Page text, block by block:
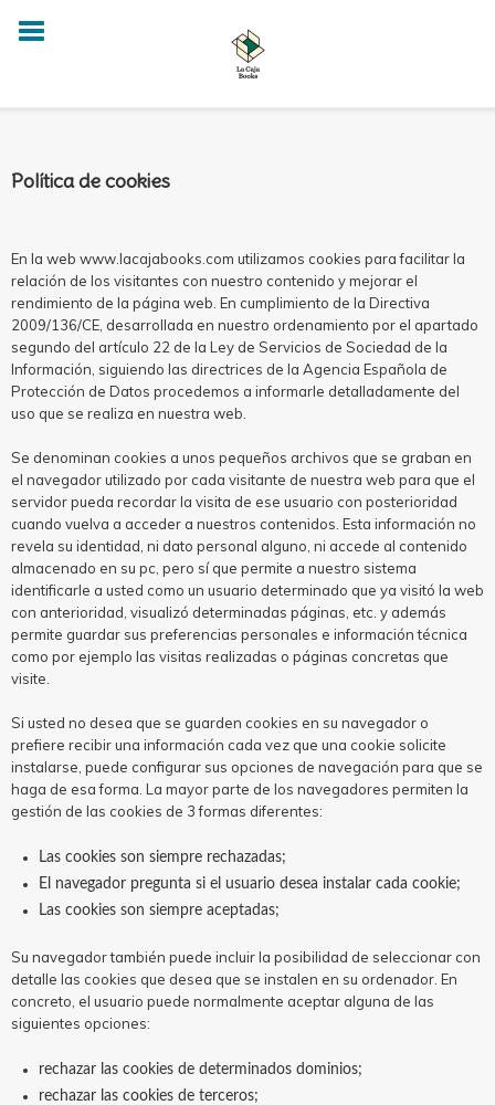
Política de cookies
En la web www.lacajabooks.com utilizamos cookies para facilitar la
relación de los visitantes con nuestro contenido y mejorar el
rendimiento de la página web. En cumplimiento de la Directiva
2009/136/CE, desarrollada en nuestro ordenamiento por el apartado
segundo del artículo 22 de la Ley de Servicios de Sociedad de la
Información, siguiendo las directrices de la Agencia Española de
Protección de Datos procedemos a informarle detalladamente del
uso que se realiza en nuestra web.
Se denominan cookies a unos pequeños archivos que se graban en
el navegador utilizado por cada visitante de nuestra web para que el
servidor pueda recordar la visita de ese usuario con posterioridad
cuando vuelva a acceder a nuestros contenidos. Esta información no
revela su identidad, ni dato personal alguno, ni accede al contenido
almacenado en su pc, pero sí que permite a nuestro sistema
identificarle a usted como un usuario determinado que ya visitó la web
con anterioridad, visualizó determinadas páginas, etc. y además
permite guardar sus preferencias personales e información técnica
como por ejemplo las visitas realizadas o páginas concretas que
visite.
Si usted no desea que se guarden cookies en su navegador o
prefiere recibir una información cada vez que una cookie solicite
instalarse, puede configurar sus opciones de navegación para que se
haga de esa forma. La mayor parte de los navegadores permiten la
gestión de las cookies de 3 formas diferentes:
Las cookies son siempre rechazadas;
El navegador pregunta si el usuario desea instalar cada cookie;
Las cookies son siempre aceptadas;
Su navegador también puede incluir la posibilidad de seleccionar con
detalle las cookies que desea que se instalen en su ordenador. En
concreto, el usuario puede normalmente aceptar alguna de las
siguientes opciones:
rechazar las cookies de determinados dominios;
rechazar las cookies de terceros;